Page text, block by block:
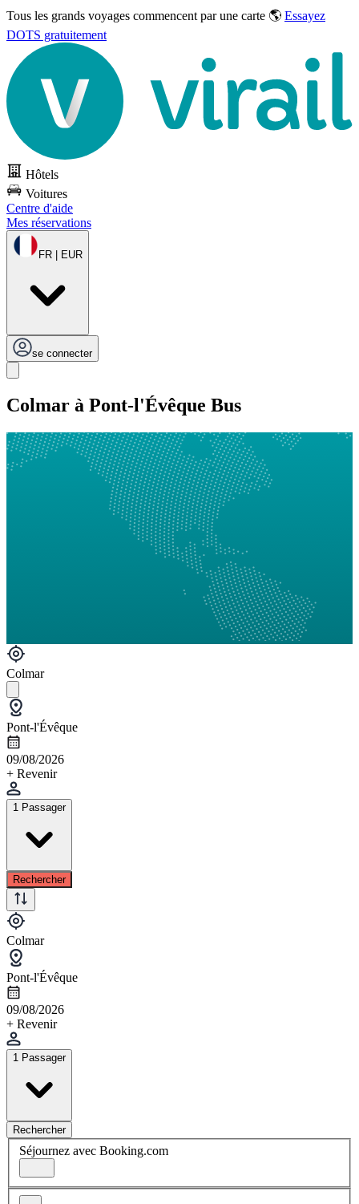
Tous les grands voyages commencent par une carte 🌎 Essayez
DOTS gratuitement
Hôtels
Voitures
Centre d'aide
Mes réservations
FR | EUR
se connecter
Colmar à Pont-l'Évêque Bus
Colmar
Pont-l'Évêque
09/08/2026
+ Revenir
1 Passager
Rechercher
Colmar
Pont-l'Évêque
09/08/2026
+ Revenir
1 Passager
Rechercher
Séjournez avec Booking.com